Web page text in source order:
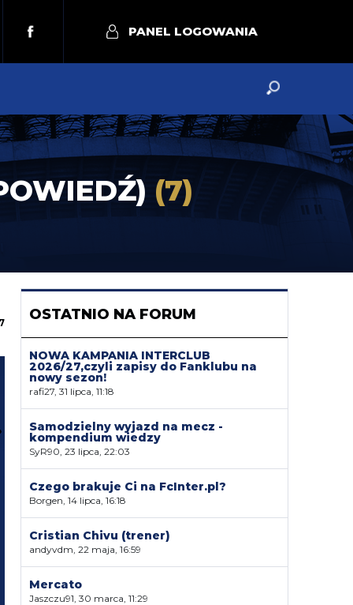
PANEL LOGOWANIA
(7)
7 OSTATNIO NA FORUM
NOWA KAMPANIA INTERCLUB
2026/27,czyli zapisy do Fanklubu na
nowy sezon!
rafi27, 31 lipca, 11:18
Samodzielny wyjazd na mecz -
kompendium wiedzy
SyR90, 23 lipca, 22:03
Czego brakuje Ci na FcInter.pl?
Borgen, 14 lipca, 16:18
Cristian Chivu (trener)
andyvdm, 22 maja, 16:59
Mercato
Jaszczu91, 30 marca, 11:29